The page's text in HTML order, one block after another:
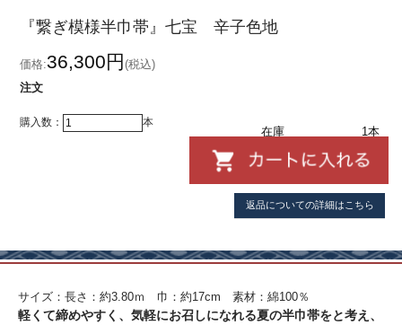
『繋ぎ模様半巾帯』七宝 辛子色地
価格:36,300円(税込)
注文
購入数： 本
在庫 1本
返品についての詳細はこちら
サイズ：長さ：約3.80ｍ 巾：約17cm 素材：綿100％
軽くて締めやすく、気軽にお召しになれる夏の半巾帯をと考え、